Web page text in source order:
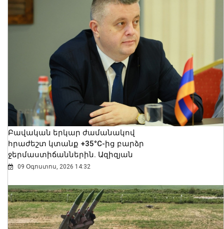
Բավական երկար ժամանակով
հրաժեշտ կտանք +35°C-ից բարձր
ջերմաստիճաններին. Ազիզյան
09 Օգոստոս, 2026 14:32